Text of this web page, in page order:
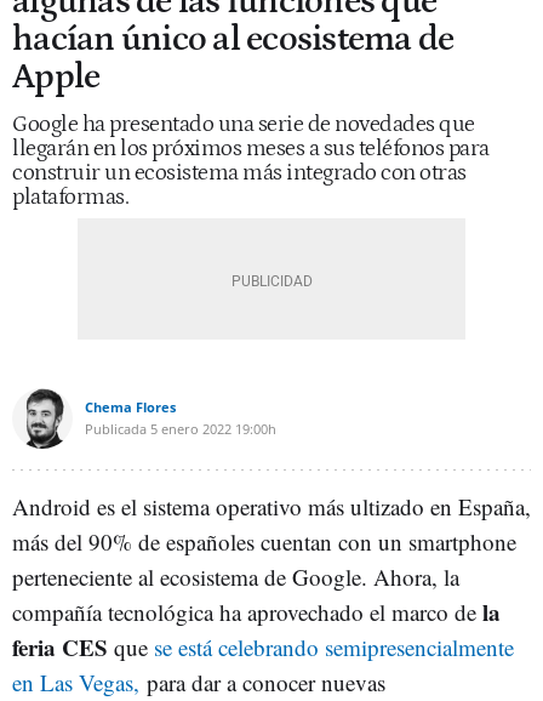
hacían único al ecosistema de
Apple
Google ha presentado una serie de novedades que
llegarán en los próximos meses a sus teléfonos para
construir un ecosistema más integrado con otras
plataformas.
Chema Flores
Publicada 5 enero 2022 19:00h
Android es el sistema operativo más ultizado en España,
más del 90% de españoles cuentan con un smartphone
perteneciente al ecosistema de Google. Ahora, la
compañía tecnológica ha aprovechado el marco de la
feria CES que se está celebrando semipresencialmente
en Las Vegas, para dar a conocer nuevas